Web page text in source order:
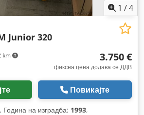
1 /4
km
Junior 320
3.750 €
фиксна цена додава се ДДВ
Повикајте
, Година на изградба: 1993,